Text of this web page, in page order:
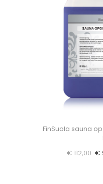
FinSuola sauna
€112,00 €